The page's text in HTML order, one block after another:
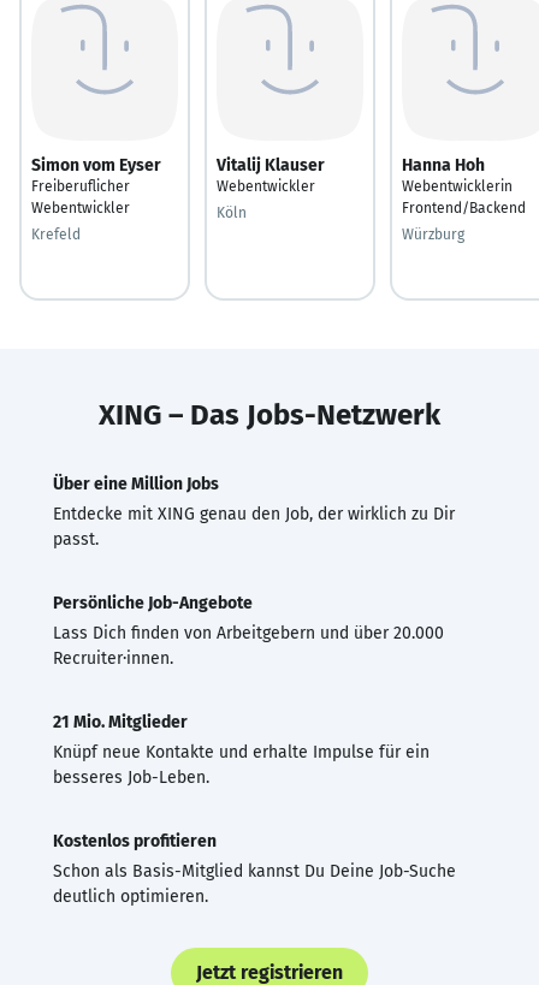
Simon vom Eyser
Freiberuflicher
Webentwickler
Krefeld
Vitalij Klauser
Webentwickler
Köln
Hanna Hoh
Webentwicklerin
Frontend/Backend
Würzburg
XING – Das Jobs-Netzwerk
Über eine Million Jobs
Entdecke mit XING genau den Job, der wirklich zu Dir
passt.
Persönliche Job-Angebote
Lass Dich finden von Arbeitgebern und über 20.000
Recruiter·innen.
21 Mio. Mitglieder
Knüpf neue Kontakte und erhalte Impulse für ein
besseres Job-Leben.
Kostenlos profitieren
Schon als Basis-Mitglied kannst Du Deine Job-Suche
deutlich optimieren.
Jetzt registrieren